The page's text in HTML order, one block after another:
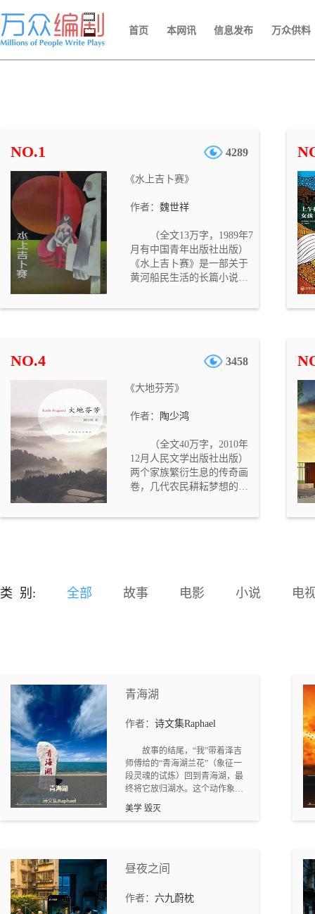
首页 本网讯 信息发布 万众供料
NO.1 4289
《水上吉卜赛》
作者： 魏世祥
（全文13万字，1989年7
月有中国青年出版社出版）
《水上吉卜赛》是一部关于
黄河船民生活的长篇小说，
船·鬼船》《白船队》四部分
打雁为生的故事，塑造了三
辈等鲜活的人物形象。小说
河船民的生存状态，是一部
这部长篇小说很适合改编歌
剧、电视连续剧。
NO.4 3458
《大地芬芳》
作者： 陶少鸿
（全文40万字，2010年
12月人民文学出版社出版）
两个家族繁衍生息的传奇画
卷，几代农民耕耘梦想的悲
潭的女子作了堂客（妻
离弃爱情而不惜，虽经九死
而不悔……陶家与陈家，土
是中国农民命运的缩影。
类 别: 全部 故事 电影 小说 电
青海湖
作者： 诗文集Raphael
故事的结尾，“我”带着泽吉
师傅给的“青海湖兰花”（象征一
段灵魂的试炼）回到青海湖，最
终将它放归湖水。这个动作象征
着“我”做出的选择：我的全部
（我的爱、我的责任、我的生
美学 毁灭
昼夜之间
作者： 六九蔚枕